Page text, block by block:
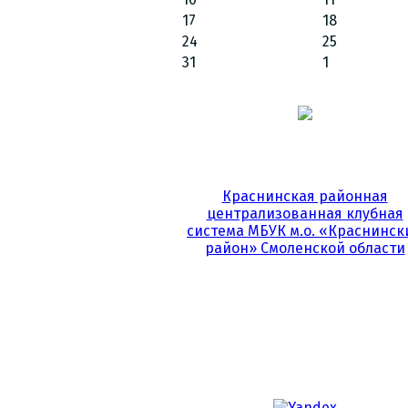
17
18
24
25
31
1
Краснинская районная
централизованная клубная
система МБУК м.о.
район» Смоленской области